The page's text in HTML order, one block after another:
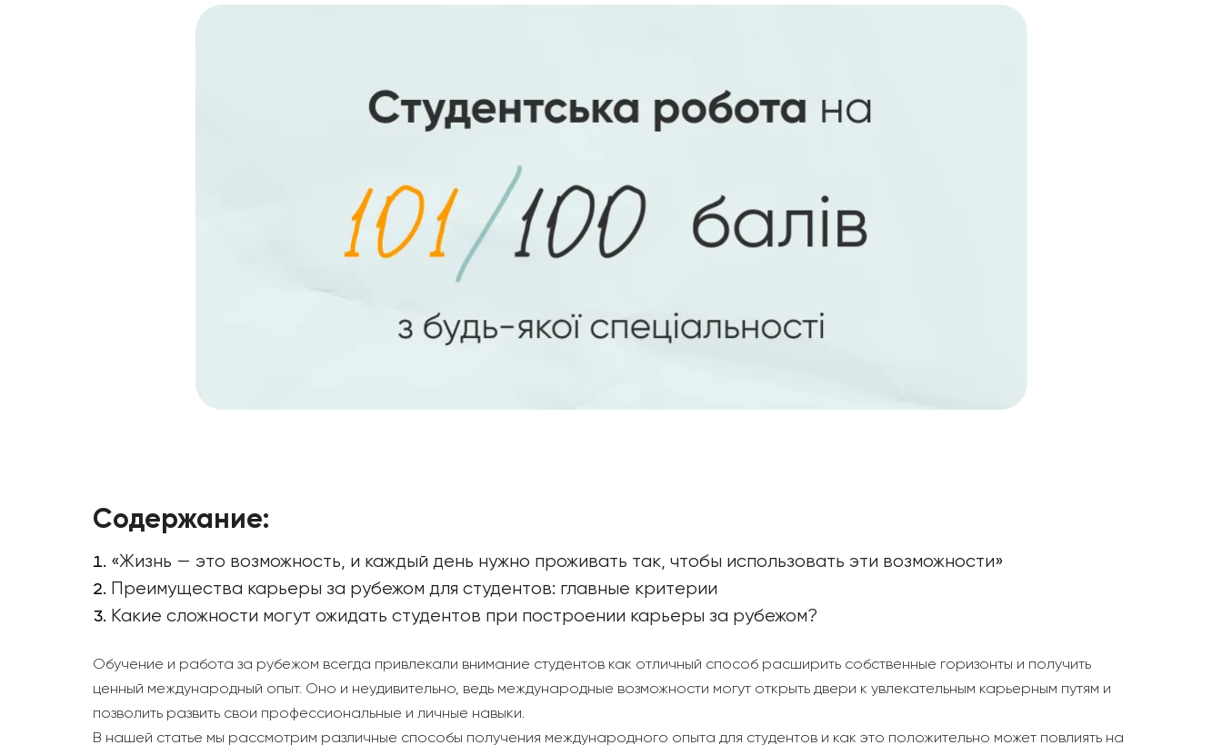
Содержание:
«Жизнь — это возможность, и каждый день нужно проживать так, чтобы использовать эти возможности»
Преимущества карьеры за рубежом для студентов: главные критерии
Какие сложности могут ожидать студентов при построении карьеры за рубежом?
Обучение и работа за рубежом всегда привлекали внимание студентов как отличный способ расширить собственные горизонты и получить
ценный международный опыт. Оно и неудивительно, ведь международные возможности могут открыть двери к увлекательным карьерным путям и
позволить развить свои профессиональные и личные навыки.
В нашей статье мы рассмотрим различные способы получения международного опыта для студентов и как это положительно может повлиять на